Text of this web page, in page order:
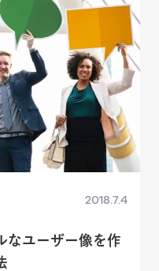
2018.7.4
なユーザー像を作